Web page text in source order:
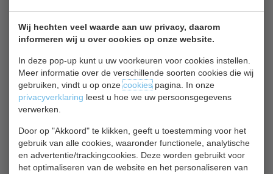
Wij hechten veel waarde aan uw privacy, daarom
informeren wij u over cookies op onze website.
In deze pop-up kunt u uw voorkeuren voor cookies instellen.
Meer informatie over de verschillende soorten cookies die wij
gebruiken, vindt u op onzecookiespagina. In onze
privacyverklaring leest u hoe we uw persoonsgegevens
verwerken.
Door op "Akkoord" te klikken, geeft u toestemming voor het
gebruik van alle cookies, waaronder functionele, analytische
en advertentie/trackingcookies. Deze worden gebruikt voor
het optimaliseren van de website en het personaliseren van
Polar Vrieskist GP898
Vrieskist | RVS deksel | slot | B204 x D73 x H97 cm
€ 1153,00
€ 934,00